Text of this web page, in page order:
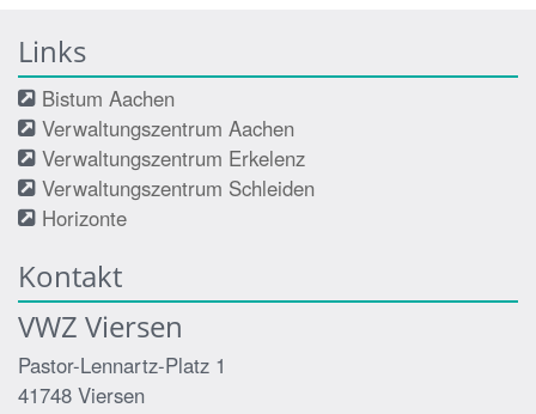
Links
Bistum Aachen
Verwaltungszentrum Aachen
Verwaltungszentrum Erkelenz
Verwaltungszentrum Schleiden
Horizonte
Kontakt
VWZ Viersen
Pastor-Lennartz-Platz 1
41748 Viersen